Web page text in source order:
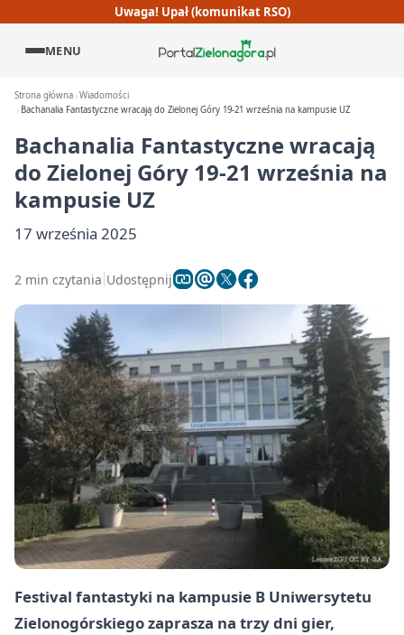
Uwaga! Upał (komunikat RSO)
MENU
Strona główna Wiadomości
Bachanalia Fantastyczne wracają do Zielonej Góry 19-21 września na kampusie UZ
Bachanalia Fantastyczne wracają
do Zielonej Góry 19-21 września na
kampusie UZ
17 września 2025
2 min czytania Udostępnij
Festival fantastyki na kampusie B Uniwersytetu
Zielonogórskiego zaprasza na trzy dni gier,